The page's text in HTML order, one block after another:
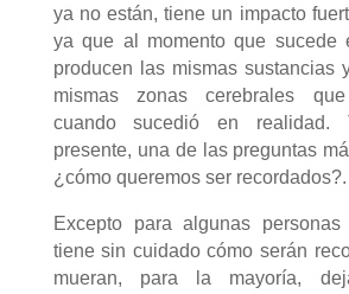
ya no están, tiene un impacto
ya que al momento que sucede
producen las mismas sustancias
mismas zonas cerebrales
cuando sucedió en realidad.
presente, una de las preguntas
¿cómo queremos ser recordados?.
Excepto para algunas
tiene sin cuidado cómo serán
mueran, para la mayoría,